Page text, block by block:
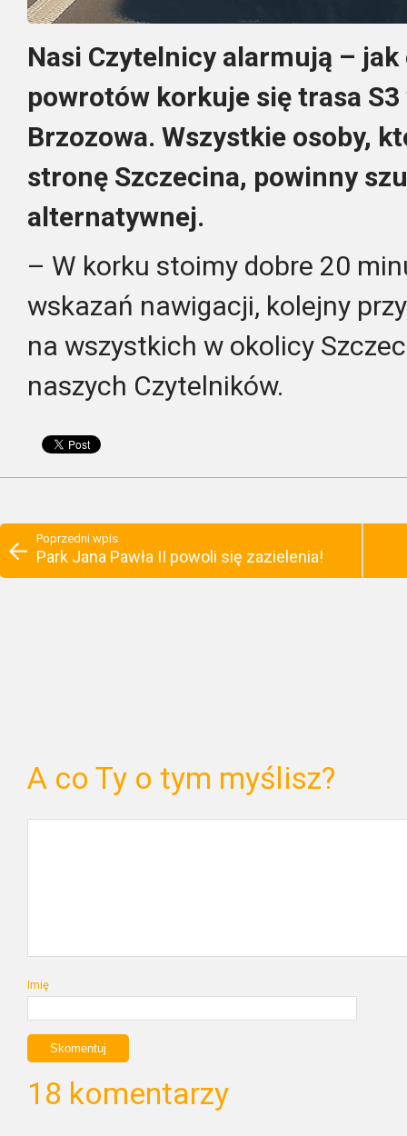
Nasi Czytelnicy alarmują –
powrotów korkuje się trasa
Brzozowa. Wszystkie osoby,
stronę Szczecina, powinny
alternatywnej.
– W korku stoimy dobre 20
wskazań nawigacji, kolejny
na wszystkich w okolicy
naszych Czytelników.
Poprzedni wpis
Park Jana Pawła II powoli się zazielenia!
A co Ty o tym myślisz?
Imię
18 komentarzy